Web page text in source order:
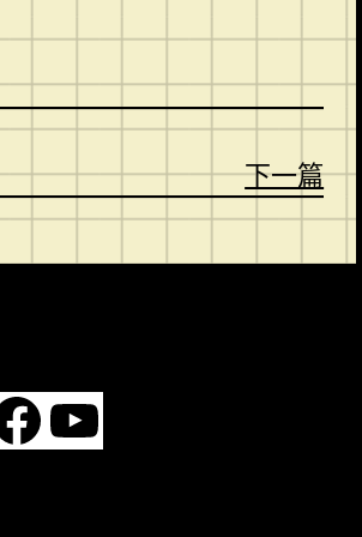
下一篇
YouTube